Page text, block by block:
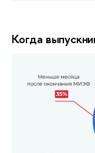
Когда